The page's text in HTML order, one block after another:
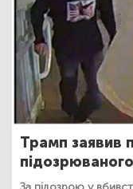
Трамп заявив